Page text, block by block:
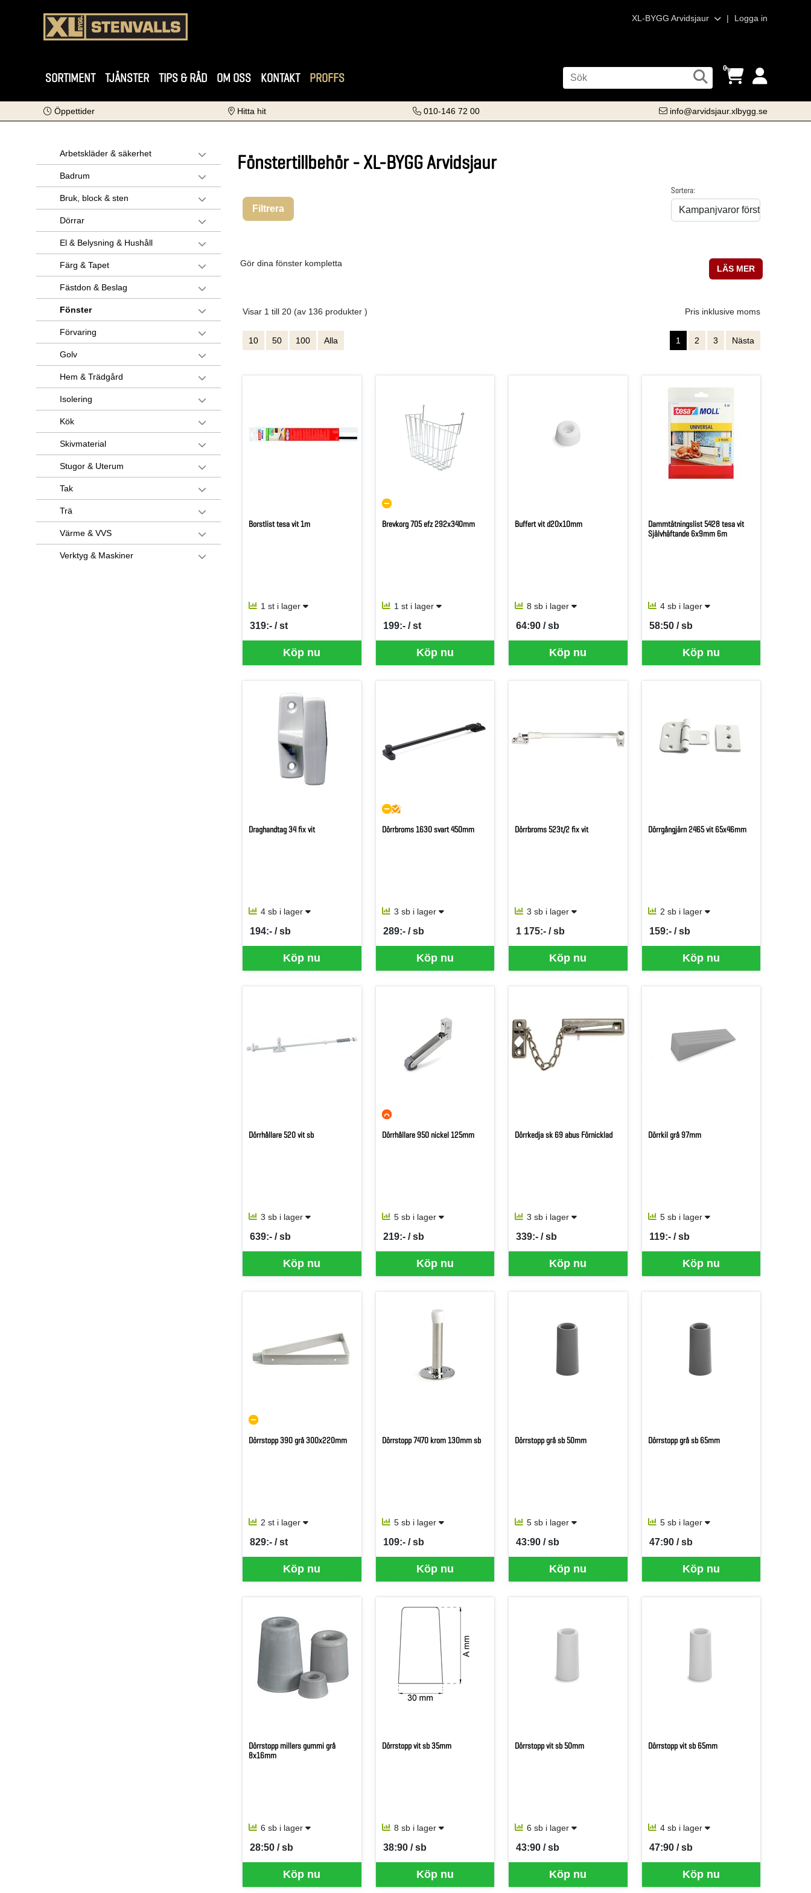
XL-BYGG Arvidsjaur | Logga in
SORTIMENT TJÄNSTER TIPS & RÅD OM OSS KONTAKT PROFFS
0
Öppettider Hitta hit 010-146 72 00 info@arvidsjaur.xlbygg.se
Arbetskläder & säkerhet
Badrum
Bruk, block & sten
Dörrar
El & Belysning & Hushåll
Färg & Tapet
Fästdon & Beslag
Fönster
Förvaring
Golv
Hem & Trädgård
Isolering
Kök
Skivmaterial
Stugor & Uterum
Tak
Trä
Värme & VVS
Verktyg & Maskiner
Fönstertillbehör - XL-BYGG Arvidsjaur
Filtrera
Sortera:
LÄS MER
Gör dina fönster kompletta
Visar 1 till 20 (av 136 produkter ) Pris inklusive moms
10 50 100 Alla 1 2 3 Nästa
Borstlist tesa vit 1m
1 st i lager
Köp nu
319:- / st
SEK per ST
Brevkorg 705 efz 292x340mm
1 st i lager
Köp nu
199:- / st
SEK per ST
Buffert vit d20x10mm
8 sb i lager
Köp nu
64:90 / sb
SEK per SB
Dammtätningslist 5428 tesa vit
Självhäftande 6x9mm 6m
4 sb i lager
Köp nu
58:50 / sb
SEK per SB
Draghandtag 34 fix vit
4 sb i lager
Köp nu
194:- / sb
SEK per SB
Dörrbroms 1630 svart 450mm
3 sb i lager
Köp nu
289:- / sb
SEK per SB
Dörrbroms 523t/2 fix vit
3 sb i lager
Köp nu
1 175:- / sb
SEK per SB
Dörrgångjärn 2465 vit 65x46mm
2 sb i lager
Köp nu
159:- / sb
SEK per SB
Dörrhållare 520 vit sb
3 sb i lager
Köp nu
639:- / sb
SEK per SB
Dörrhållare 950 nickel 125mm
5 sb i lager
Köp nu
219:- / sb
SEK per SB
Dörrkedja sk 69 abus Förnicklad
3 sb i lager
Köp nu
339:- / sb
SEK per SB
Dörrkil grå 97mm
5 sb i lager
Köp nu
119:- / sb
SEK per SB
Dörrstopp 390 grå 300x220mm
2 st i lager
Köp nu
829:- / st
SEK per ST
Dörrstopp 7470 krom 130mm sb
5 sb i lager
Köp nu
109:- / sb
SEK per SB
Dörrstopp grå sb 50mm
5 sb i lager
Köp nu
43:90 / sb
SEK per SB
Dörrstopp grå sb 65mm
5 sb i lager
Köp nu
47:90 / sb
SEK per SB
Dörrstopp millers gummi grå
8x16mm
6 sb i lager
Köp nu
28:50 / sb
SEK per SB
Dörrstopp vit sb 35mm
8 sb i lager
Köp nu
38:90 / sb
SEK per SB
Dörrstopp vit sb 50mm
6 sb i lager
Köp nu
43:90 / sb
SEK per SB
Dörrstopp vit sb 65mm
4 sb i lager
Köp nu
47:90 / sb
SEK per SB